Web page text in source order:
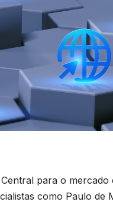
para o mercado
como Paulo de